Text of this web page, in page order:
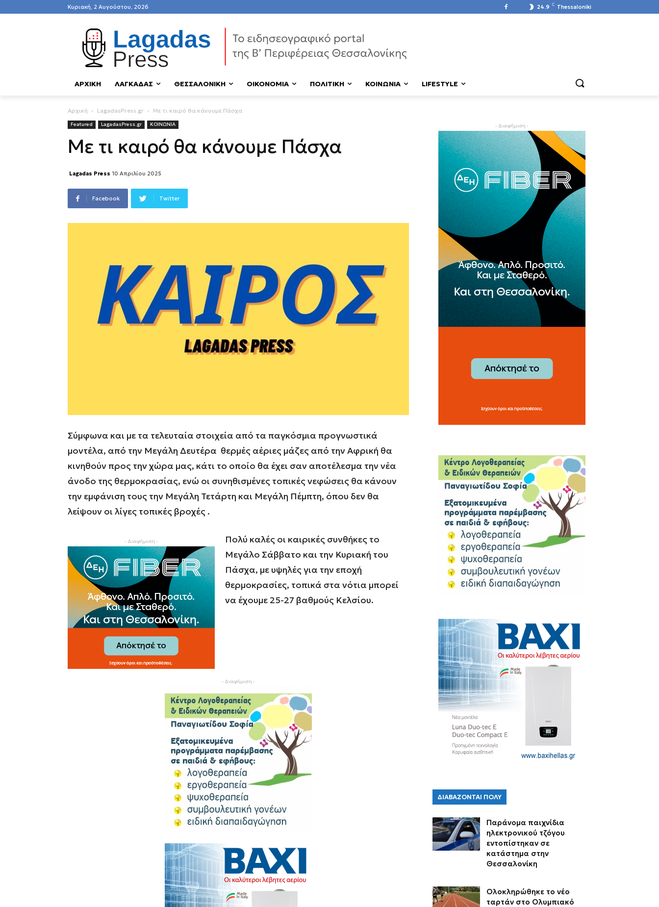
Κυριακή, 2 Αυγούστου, 2026 24.9 C Thessaloniki
ΑΡΧΙΚΗ ΛΑΓΚΑΔΑΣ ΘΕΣΣΑΛΟΝΙΚΗ ΟΙΚΟΝΟΜΙΑ ΠΟΛΙΤΙΚΗ ΚΟΙΝΩΝΙΑ LIFESTYLE
Αρχική LagadasPress.gr Με τι καιρό θα κάνουμε Πάσχα
Featured LagadasPress.gr ΚΟΙΝΩΝΙΑ
Με τι καιρό θα κάνουμε Πάσχα
Lagadas Press 10 Απριλίου 2025
Facebook Twitter
Σύμφωνα και με τα τελευταία στοιχεία από τα παγκόσμια προγνωστικά
μοντέλα, από την Μεγάλη Δευτέρα θερμές αέριες μάζες από την Αφρική θα
κινηθούν προς την χώρα μας, κάτι το οποίο θα έχει σαν αποτέλεσμα την νέα
άνοδο της θερμοκρασίας, ενώ οι συνηθισμένες τοπικές νεφώσεις θα κάνουν
την εμφάνιση τους την Μεγάλη Τετάρτη και Μεγάλη Πέμπτη, όπου δεν θα
λείψουν οι λίγες τοπικές βροχές .
- Διαφήμιση -
Πολύ καλές οι καιρικές συνθήκες το
Μεγάλο Σάββατο και την Κυριακή του
Πάσχα, με υψηλές για την εποχή
θερμοκρασίες, τοπικά στα νότια μπορεί
να έχουμε 25-27 βαθμούς Κελσίου.
- Διαφήμιση -
- Διαφήμιση -
ΔΙΑΒΑΖΟΝΤΑΙ ΠΟΛΥ
Παράνομα παιχνίδια
ηλεκτρονικού τζόγου
εντοπίστηκαν σε
κατάστημα στην
Θεσσαλονίκη
Ολοκληρώθηκε το νέο
ταρτάν στο Ολυμπιακό